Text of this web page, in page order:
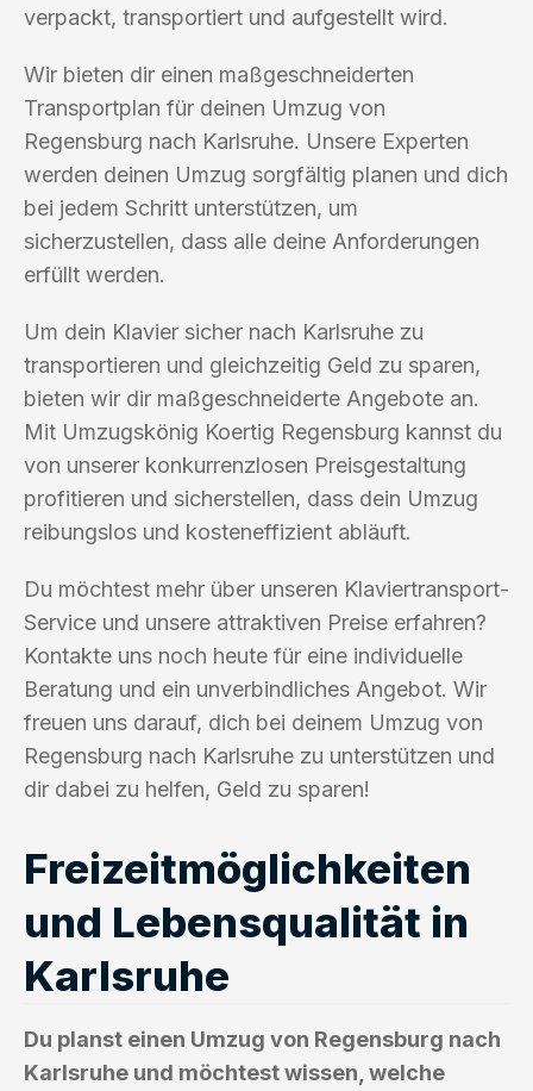
verpackt, transportiert und aufgestellt wird.
Wir bieten dir einen maßgeschneiderten
Transportplan für deinen Umzug von
Regensburg nach Karlsruhe. Unsere Experten
werden deinen Umzug sorgfältig planen und dich
bei jedem Schritt unterstützen, um
sicherzustellen, dass alle deine Anforderungen
erfüllt werden.
Um dein Klavier sicher nach Karlsruhe zu
transportieren und gleichzeitig Geld zu sparen,
bieten wir dir maßgeschneiderte Angebote an.
Mit Umzugskönig Koertig Regensburg kannst du
von unserer konkurrenzlosen Preisgestaltung
profitieren und sicherstellen, dass dein Umzug
reibungslos und kosteneffizient abläuft.
Du möchtest mehr über unseren Klaviertransport-
Service und unsere attraktiven Preise erfahren?
Kontakte uns noch heute für eine individuelle
Beratung und ein unverbindliches Angebot. Wir
freuen uns darauf, dich bei deinem Umzug von
Regensburg nach Karlsruhe zu unterstützen und
dir dabei zu helfen, Geld zu sparen!
Freizeitmöglichkeiten
und Lebensqualität in
Karlsruhe
Du planst einen Umzug von Regensburg nach
Karlsruhe und möchtest wissen, welche